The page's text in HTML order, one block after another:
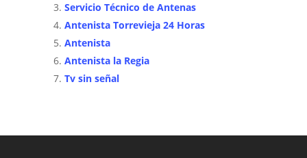
Servicio Técnico de Antenas
Antenista Torrevieja 24 Horas
Antenista
Antenista la Regia
Tv sin señal